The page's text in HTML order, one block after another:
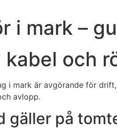
i mark –
kabel och
i mark är avgörande för
avlopp.
gäller på